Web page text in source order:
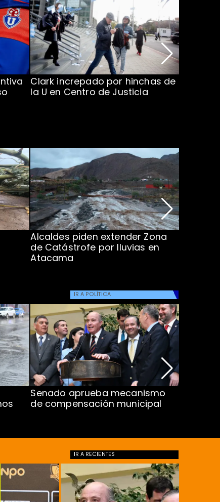
Clark increpado por hinchas de
la U en Centro de Justicia
Alcaldes piden extender Zona
de Catástrofe por lluvias en
Atacama
IR A POLÍTICA
Senado aprueba mecanismo
de compensación municipal
IR A RECIENTES